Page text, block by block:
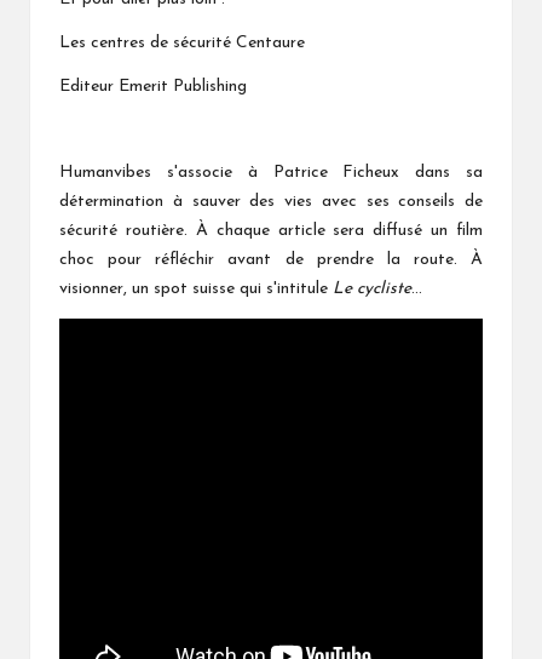
Les centres de sécurité Centaure
Editeur Emerit Publishing
Humanvibes s'associe à Patrice Ficheux dans sa
détermination à sauver des vies avec ses conseils de
sécurité routière. À chaque article sera diffusé un film
choc pour réfléchir avant de prendre la route. À
visionner, un spot suisse qui s'intitule Le cycliste…